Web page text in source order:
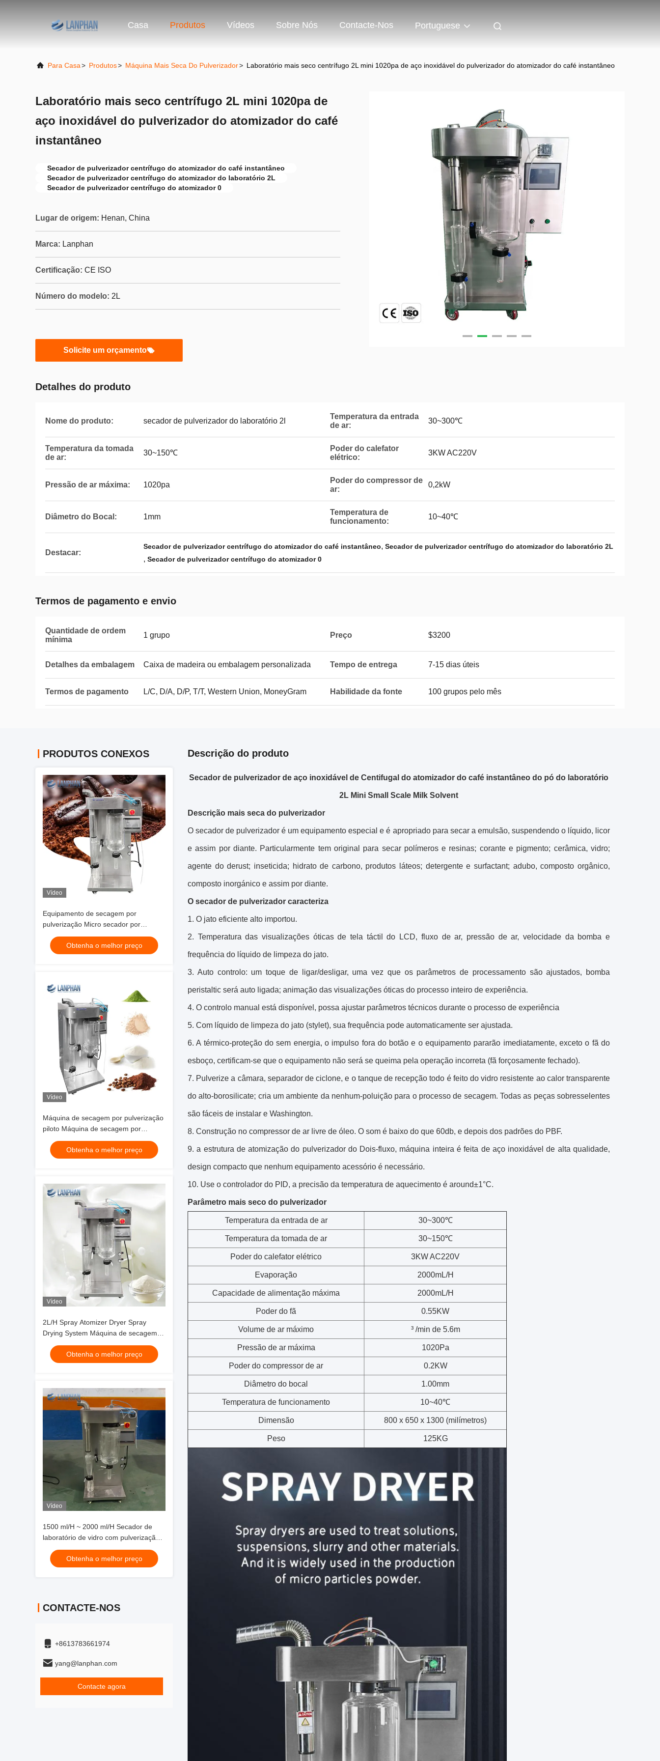
Casa Produtos Vídeos Sobre Nós Contacte-Nos Portuguese
Para Casa> Produtos> Máquina Mais Seca Do Pulverizador> Laboratório mais seco centrífugo 2L mini 1020pa de aço inoxidável do pulverizador do atomizador do café instantâneo
Laboratório mais seco centrífugo 2L mini 1020pa de
aço inoxidável do pulverizador do atomizador do café
instantâneo
Secador de pulverizador centrífugo do atomizador do café instantâneo
Secador de pulverizador centrífugo do atomizador do laboratório 2L
Secador de pulverizador centrífugo do atomizador 0
Lugar de origem: Henan, China
Marca: Lanphan
Certificação: CE ISO
Número do modelo: 2L
Solicite um orçamento
Detalhes do produto
Nome do produto: secador de pulverizador do laboratório 2l
Temperatura da entrada
de ar:
30~300℃
Temperatura da tomada
de ar:
30~150℃
Poder do calefator
elétrico:
3KW AC220V
Pressão de ar máxima: 1020pa
Poder do compressor de
ar:
0,2kW
Diâmetro do Bocal: 1mm
Temperatura de
funcionamento:
10~40℃
Destacar:
Secador de pulverizador centrífugo do atomizador do café instantâneo, Secador de pulverizador centrífugo do atomizador do laboratório 2L
, Secador de pulverizador centrífugo do atomizador 0
Termos de pagamento e envio
Quantidade de ordem
mínima
1 grupo Preço $3200
Detalhes da embalagem Caixa de madeira ou embalagem personalizada Tempo de entrega 7-15 dias úteis
Termos de pagamento L/C, D/A, D/P, T/T, Western Union, MoneyGram Habilidade da fonte 100 grupos pelo mês
PRODUTOS CONEXOS
Vídeo
Equipamento de secagem por
pulverização Micro secador por
pulverização 2 l Material químico
Secador por pulverização de alimentos
Obtenha o melhor preço
Vídeo
Máquina de secagem por pulverização
piloto Máquina de secagem por
pulverização Secador de pulverização
pequeno para fermento em pó
Obtenha o melhor preço
Vídeo
2L/H Spray Atomizer Dryer Spray
Drying System Máquina de secagem
por pulverização para leite
Obtenha o melhor preço
Vídeo
1500 ml/H ~ 2000 ml/H Secador de
laboratório de vidro com pulverização
para leite de tomate, café, ovos em pó,
soro de leiteObtenha o melhor preço
CONTACTE-NOS
+8613783661974
yang@lanphan.com
Contacte agora
Descrição do produto
Secador de pulverizador de aço inoxidável de Centifugal do atomizador do café instantâneo do pó do laboratório
2L Mini Small Scale Milk Solvent
Descrição mais seca do pulverizador
O secador de pulverizador é um equipamento especial e é apropriado para secar a emulsão, suspendendo o líquido, licor
e assim por diante. Particularmente tem original para secar polímeros e resinas; corante e pigmento; cerâmica, vidro;
agente do derust; inseticida; hidrato de carbono, produtos láteos; detergente e surfactant; adubo, composto orgânico,
composto inorgánico e assim por diante.
O secador de pulverizador caracteriza
1. O jato eficiente alto importou.
2. Temperatura das visualizações óticas de tela táctil do LCD, fluxo de ar, pressão de ar, velocidade da bomba e
frequência do líquido de limpeza do jato.
3. Auto controlo: um toque de ligar/desligar, uma vez que os parâmetros de processamento são ajustados, bomba
peristaltic será auto ligada; animação das visualizações óticas do processo inteiro de experiência.
4. O controlo manual está disponível, possa ajustar parâmetros técnicos durante o processo de experiência
5. Com líquido de limpeza do jato (stylet), sua frequência pode automaticamente ser ajustada.
6. A térmico-proteção do sem energia, o impulso fora do botão e o equipamento pararão imediatamente, exceto o fã do
esboço, certificam-se que o equipamento não será se queima pela operação incorreta (fã forçosamente fechado).
7. Pulverize a câmara, separador de ciclone, e o tanque de recepção todo é feito do vidro resistente ao calor transparente
do alto-borosilicate; cria um ambiente da nenhum-poluição para o processo de secagem. Todas as peças sobresselentes
são fáceis de instalar e Washington.
8. Construção no compressor de ar livre de óleo. O som é baixo do que 60db, e depois dos padrões do PBF.
9. a estrutura de atomização do pulverizador do Dois-fluxo, máquina inteira é feita de aço inoxidável de alta qualidade,
design compacto que nenhum equipamento acessório é necessário.
10. Use o controlador do PID, a precisão da temperatura de aquecimento é around±1°C.
Parâmetro mais seco do pulverizador
Temperatura da entrada de ar 30~300℃
Temperatura da tomada de ar 30~150℃
Poder do calefator elétrico 3KW AC220V
Evaporação 2000mL/H
Capacidade de alimentação máxima 2000mL/H
Poder do fã 0.55KW
Volume de ar máximo ³ /min de 5.6m
Pressão de ar máxima 1020Pa
Poder do compressor de ar 0.2KW
Diâmetro do bocal 1.00mm
Temperatura de funcionamento 10~40℃
Dimensão 800 x 650 x 1300 (milímetros)
Peso 125KG